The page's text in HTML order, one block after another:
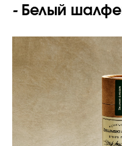
- Белый